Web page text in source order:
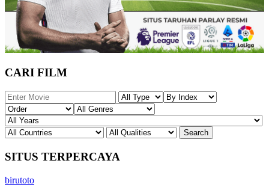
CARI FILM
SITUS TERPERCAYA
birutoto